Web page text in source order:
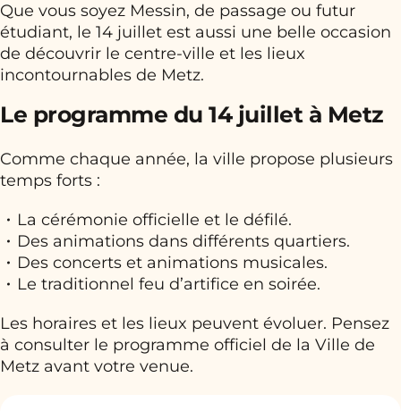
Que vous soyez Messin, de passage ou futur
étudiant, le 14 juillet est aussi une belle occasion
de découvrir le centre-ville et les lieux
incontournables de Metz.
Le programme du 14 juillet à Metz
Comme chaque année, la ville propose plusieurs
temps forts :
La cérémonie officielle et le défilé.
Des animations dans différents quartiers.
Des concerts et animations musicales.
Le traditionnel feu d’artifice en soirée.
Les horaires et les lieux peuvent évoluer. Pensez
à consulter le programme officiel de la Ville de
Metz avant votre venue.